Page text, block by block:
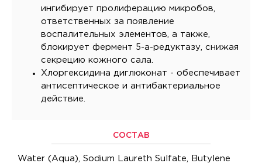
ингибирует пролиферацию микробов,
ответственных за появление
воспалительных элементов, а также,
блокирует фермент 5-а-редуктазу, снижая
секрецию кожного сала.
Хлоргексидина диглюконат - обеспечивает
антисептическое и антибактериальное
действие.
СОСТАВ
Water (Aqua), Sodium Laureth Sulfate, Butylene